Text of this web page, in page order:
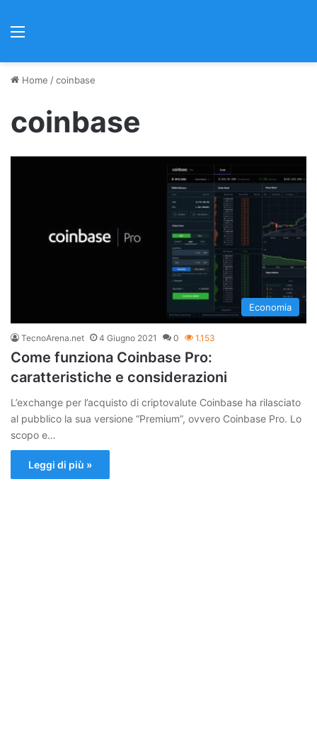
Home /coinbase
coinbase
Economia
TecnoArena.net 4 Giugno 2021 0 1.153
Come funziona Coinbase Pro:
caratteristiche e considerazioni
L’exchange per l’acquisto di criptovalute Coinbase ha rilasciato
al pubblico la sua versione “Premium”, ovvero Coinbase Pro. Lo
scopo e…
Leggi di più »